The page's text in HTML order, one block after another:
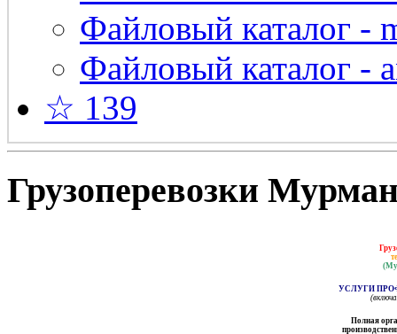
Файловый каталог -
Файловый каталог -
☆ 139
Грузоперевозки
УСЛУГИ
Полная